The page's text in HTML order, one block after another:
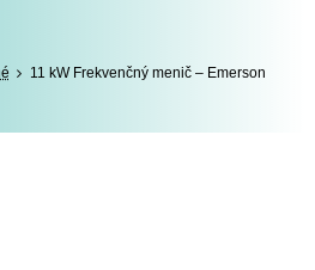
11 kW Frekvenčný menič – Emerson